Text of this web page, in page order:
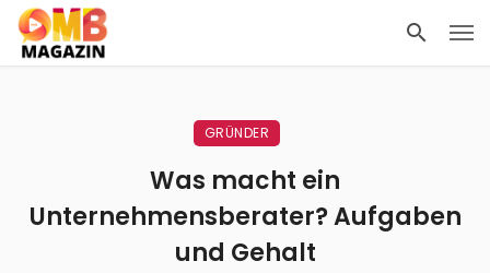
GRÜNDER
Was macht ein
Unternehmensberater? Aufgaben
und Gehalt